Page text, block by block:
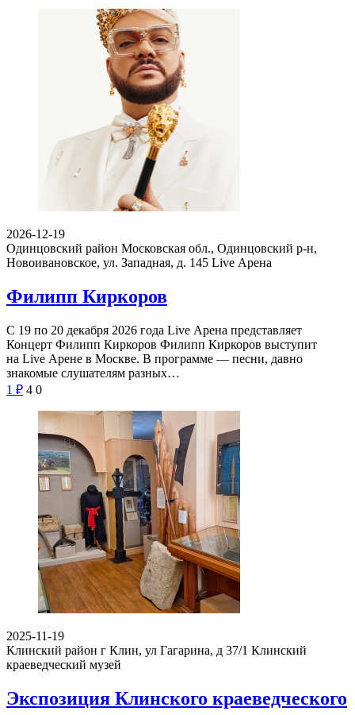
2026-12-19
Одинцовский район Московская обл., Одинцовский р-н,
Новоивановское, ул. Западная, д. 145 Live Арена
Филипп Киркоров
С 19 по 20 декабря 2026 года Live Арена представляет
Концерт Филипп Киркоров Филипп Киркоров выступит
на Live Арене в Москве. В программе — песни, давно
знакомые слушателям разных…
1 ₽ 4 0
2025-11-19
Клинский район г Клин, ул Гагарина, д 37/1 Клинский
краеведческий музей
Экспозиция Клинского краеведческого